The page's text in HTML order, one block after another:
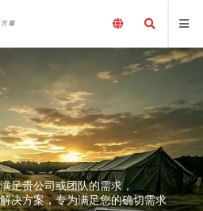
足贵公司或团队的需求，
决方案，专为满足您的确切需求